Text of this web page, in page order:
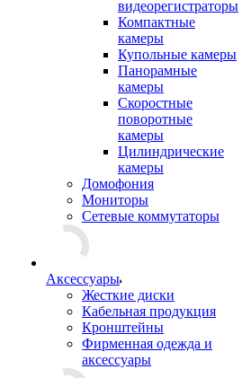
видеорегистраторы
Компактные
камеры
Купольные камеры
Панорамные
камеры
Скоростные
поворотные
камеры
Цилиндрические
камеры
Домофония
Мониторы
Сетевые коммутаторы
Аксессуары
Жесткие диски
Кабельная продукция
Кронштейны
Фирменная одежда и
аксессуары